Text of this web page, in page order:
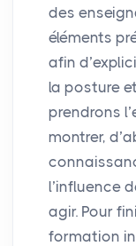
des
éléments
afin
la posture
prendrons
montrer,
l’influence
agir. Pour
formation